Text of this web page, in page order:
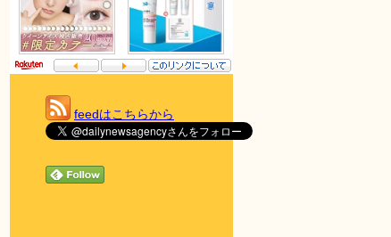
feedはこちらから